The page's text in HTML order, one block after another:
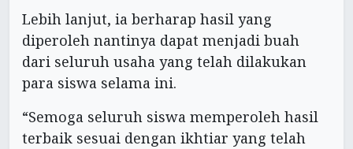
Lebih lanjut, ia berharap hasil yang
diperoleh nantinya dapat menjadi buah
dari seluruh usaha yang telah dilakukan
para siswa selama ini.
“Semoga seluruh siswa memperoleh hasil
terbaik sesuai dengan ikhtiar yang telah